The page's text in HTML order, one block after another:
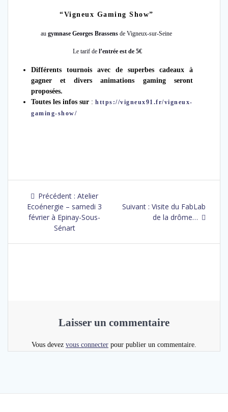
“Vigneux Gaming Show”
augymnase Georges Brassens de Vigneux-sur-Seine
Le tarif del’entrée est de 5€
Différents tournois avec de superbes cadeaux à
gagner etdivers animations gaming seront
proposées.
Toutes les infos sur :https://vigneux91.fr/vigneux-
gaming-show/
Précédent : Atelier
Ecoénergie – samedi 3
février à Epinay-Sous-
Sénart
Suivant : Visite du FabLab
de la drôme…
Laisser un commentaire
Vous devez vous connecter pour publier un commentaire.